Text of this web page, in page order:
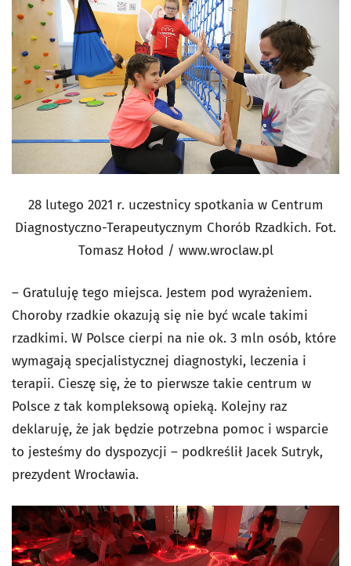
28 lutego 2021 r. uczestnicy spotkania w Centrum
Diagnostyczno-Terapeutycznym Chorób Rzadkich. Fot.
Tomasz Hołod / www.wroclaw.pl
– Gratuluję tego miejsca. Jestem pod wyrażeniem.
Choroby rzadkie okazują się nie być wcale takimi
rzadkimi. W Polsce cierpi na nie ok. 3 mln osób, które
wymagają specjalistycznej diagnostyki, leczenia i
terapii. Cieszę się, że to pierwsze takie centrum w
Polsce z tak kompleksową opieką. Kolejny raz
deklaruję, że jak będzie potrzebna pomoc i wsparcie
to jesteśmy do dyspozycji – podkreślił Jacek Sutryk,
prezydent Wrocławia.